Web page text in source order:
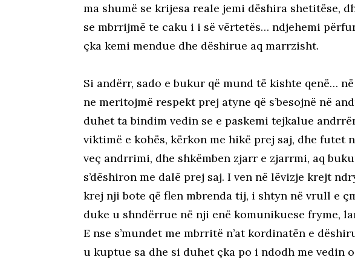
ma shumë se krijesa reale jemi dëshira shetitëse,
se mbrrijmë te caku i i së vërtetës… ndjehemi
çka kemi mendue dhe dëshirue aq marrzisht.
Si andërr, sado e bukur që mund të kishte qenë…
ne meritojmë respekt prej atyne që s’besojnë në
duhet ta bindim vedin se e paskemi tejkalue
viktimë e kohës, kërkon me hikë prej saj, dhe futet
veç andrrimi, dhe shkëmben zjarr e zjarrmi, aq
s’dëshiron me dalë prej saj. I ven në lëvizje krejt
krej nji bote që flen mbrenda tij, i shtyn në vrull e
duke u shndërrue në nji enë komunikuese fryme,
E nse s’mundet me mbrritë n’at kordinatën e
u kuptue sa dhe si duhet çka po i ndodh me vedin